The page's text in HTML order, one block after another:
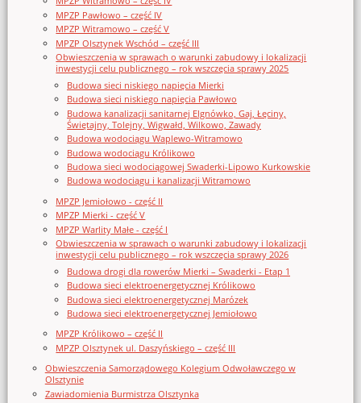
MPZP Pawłowo – część IV
MPZP Witramowo – część V
MPZP Olsztynek Wschód – część III
Obwieszczenia w sprawach o warunki zabudowy i lokalizacji
inwestycji celu publicznego – rok wszczęcia sprawy 2025
Budowa sieci niskiego napięcia Mierki
Budowa sieci niskiego napięcia Pawłowo
Budowa kanalizacji sanitarnej Elgnówko, Gaj, Łęciny,
Świętajny, Tolejny, Wigwałd, Wilkowo, Zawady
Budowa wodociągu Waplewo-Witramowo
Budowa wodociągu Królikowo
Budowa sieci wodociągowej Swaderki-Lipowo Kurkowskie
Budowa wodociągu i kanalizacji Witramowo
MPZP Jemiołowo - część II
MPZP Mierki - część V
MPZP Warlity Małe - część I
Obwieszczenia w sprawach o warunki zabudowy i lokalizacji
inwestycji celu publicznego – rok wszczęcia sprawy 2026
Budowa drogi dla rowerów Mierki – Swaderki - Etap 1
Budowa sieci elektroenergetycznej Królikowo
Budowa sieci elektroenergetycznej Marózek
Budowa sieci elektroenergetycznej Jemiołowo
MPZP Królikowo – część II
MPZP Olsztynek ul. Daszyńskiego – część III
Obwieszczenia Samorządowego Kolegium Odwoławczego w
Olsztynie
Zawiadomienia Burmistrza Olsztynka